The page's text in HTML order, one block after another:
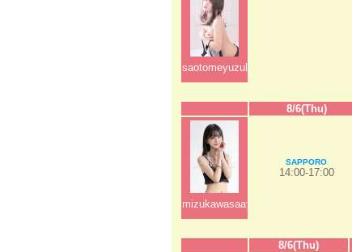
saotomeyuzuka
8/6(Thu)
mizukawasaaya
SAPPORO
14:00-17:00
8/6(Thu)